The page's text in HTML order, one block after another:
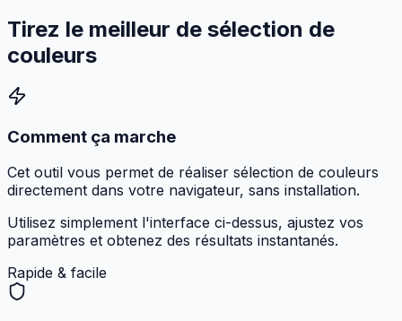
Tirez le meilleur de sélection de
couleurs
Comment ça marche
Cet outil vous permet de réaliser sélection de couleurs
directement dans votre navigateur, sans installation.
Utilisez simplement l'interface ci-dessus, ajustez vos
paramètres et obtenez des résultats instantanés.
Rapide & facile